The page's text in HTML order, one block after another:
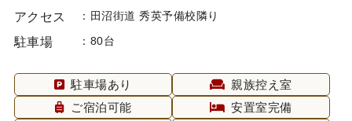
アクセス 田沼街道 秀英予備校隣り
駐車場 80台
駐車場あり
親族控え室
ご宿泊可能
安置室完備